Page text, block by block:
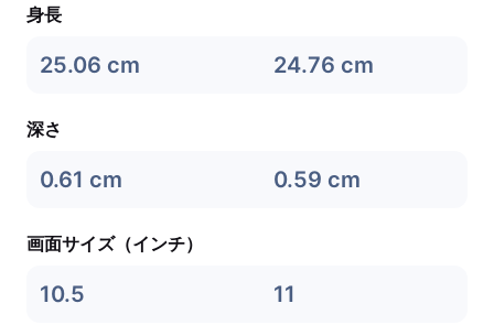
身長
25.06 cm 24.76 cm
深さ
0.61 cm 0.59 cm
画面サイズ（インチ）
10.5 11